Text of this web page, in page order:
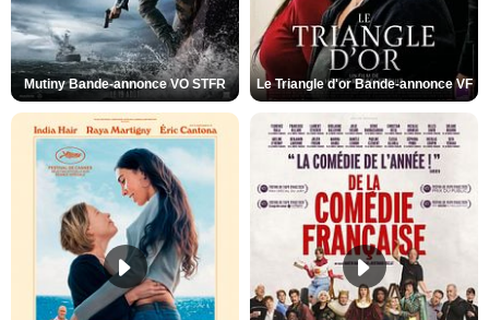
Mutiny Bande-annonce VO STFR Le Triangle d'or Bande-annonce VF